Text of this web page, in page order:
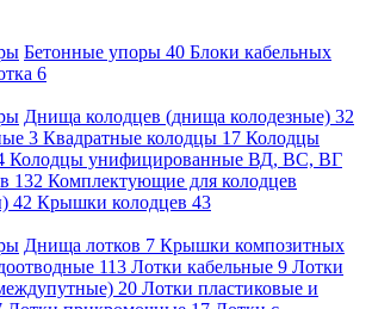
Бетонные упоры 40 Блоки кабельных
6
Днища колодцев (днища колодезные) 32
3 Квадратные колодцы 17 Колодцы
Колодцы унифицированные ВД, ВС, ВГ
132 Комплектующие для колодцев
42 Крышки колодцев 43
Днища лотков 7 Крышки композитных
113 Лотки кабельные 9 Лотки
20 Лотки пластиковые и